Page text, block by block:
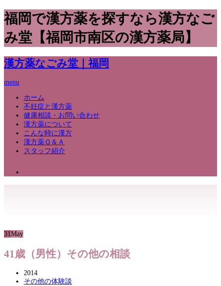
福岡で漢方薬を探すなら漢方なご
み堂【福岡市南区の漢方薬局】
漢方薬なごみ堂｜福岡
menu
ホーム
不妊症と漢方薬
健康相談・お問い合わせ
漢方薬について
こんな時に漢方
漢方薬Ｑ＆Ａ
スタッフ紹介
31May
41歳（男性）その他の相談
2014
その他の体験談